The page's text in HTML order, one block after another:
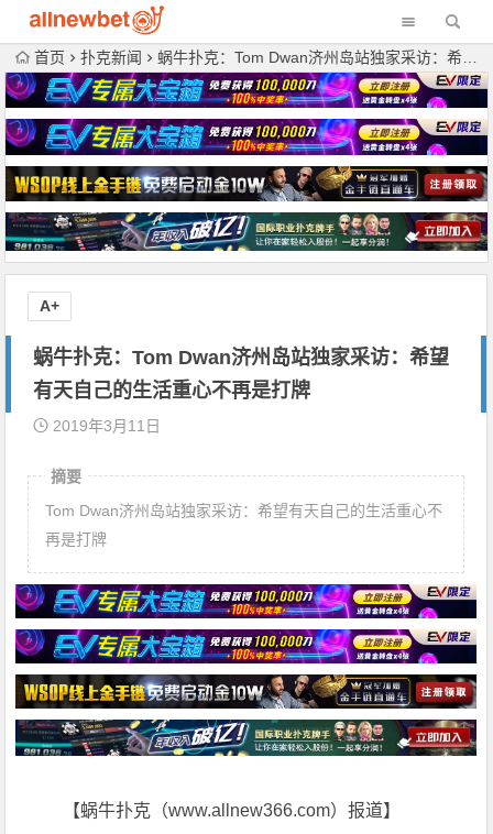
首页 扑克新闻 蜗牛扑克：Tom Dwan济州岛站独家采访：希望有天自己的生活重心不再是打牌
蜗牛扑克：Tom Dwan济州岛站独家采访：希望
有天自己的生活重心不再是打牌
2019年3月11日
摘要
Tom Dwan济州岛站独家采访：希望有天自己的生活重心不
再是打牌
【蜗牛扑克（www.allnew366.com）报道】
A+